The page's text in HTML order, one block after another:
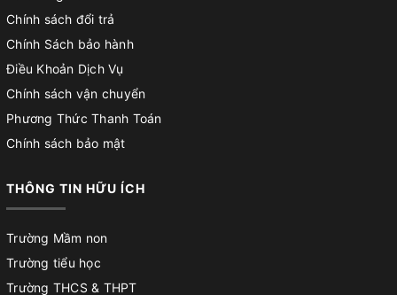
Chính sách đổi trả
Chính Sách bảo hành
Điều Khoản Dịch Vụ
Chính sách vận chuyển
Phương Thức Thanh Toán
Chính sách bảo mật
THÔNG TIN HỮU ÍCH
Trường Mầm non
Trường tiểu học
Trường THCS & THPT